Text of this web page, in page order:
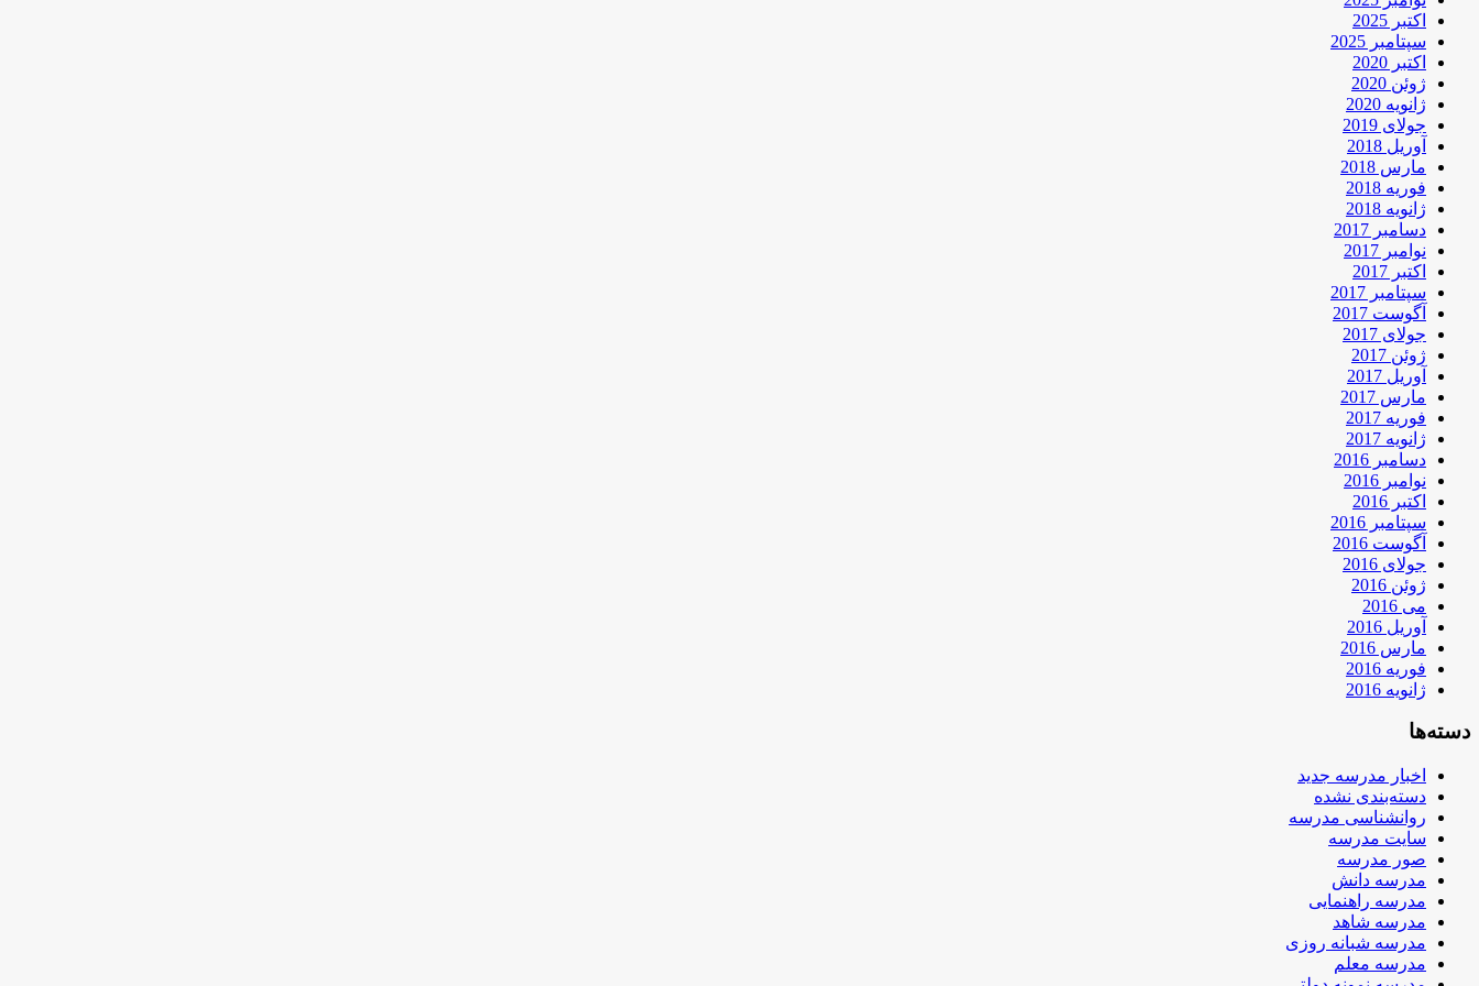
اکتبر 2025
سپتامبر 2025
اکتبر 2020
ژوئن 2020
ژانویه 2020
جولای 2019
آوریل 2018
مارس 2018
فوریه 2018
ژانویه 2018
دسامبر 2017
نوامبر 2017
اکتبر 2017
سپتامبر 2017
آگوست 2017
جولای 2017
ژوئن 2017
آوریل 2017
مارس 2017
فوریه 2017
ژانویه 2017
دسامبر 2016
نوامبر 2016
اکتبر 2016
سپتامبر 2016
آگوست 2016
جولای 2016
ژوئن 2016
می 2016
آوریل 2016
مارس 2016
فوریه 2016
ژانویه 2016
دسته‌ها
اخبار مدرسه جدید
دسته‌بندی نشده
روانشناسی مدرسه
سایت مدرسه
صور مدرسه
مدرسه دانش
مدرسه راهنمایی
مدرسه شاهد
مدرسه شبانه روزی
مدرسه معلم